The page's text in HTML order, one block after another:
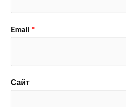
Email *
Сайт